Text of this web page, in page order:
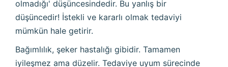
olmadığı' düşüncesindedir. Bu yanlış bir
düşüncedir! İstekli ve kararlı olmak tedaviyi
mümkün hale getirir.
Bağımlılık, şeker hastalığı gibidir. Tamamen
iyileşmez ama düzelir. Tedaviye uyum sürecinde